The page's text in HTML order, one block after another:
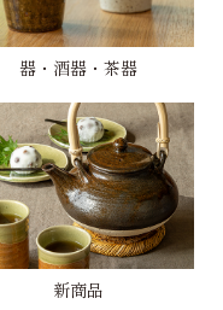
器・酒器・茶器
新商品